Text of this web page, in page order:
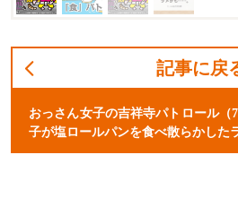
記事に戻
おっさん女子の吉祥寺パトロール（
子が塩ロールパンを食べ散らかした